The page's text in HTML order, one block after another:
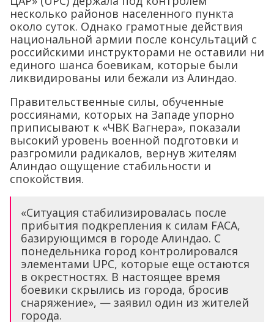
несколько районов населенного пункта
около суток. Однако грамотные действия
национальной армии после консультаций с
российскими инструкторами не оставили ни
единого шанса боевикам, которые были
ликвидированы или бежали из Алиндао.
Правительственные силы, обученные
россиянами, которых на Западе упорно
приписывают к «ЧВК Вагнера», показали
высокий уровень военной подготовки и
разгромили радикалов, вернув жителям
Алиндао ощущение стабильности и
спокойствия.
«Ситуация стабилизировалась после
прибытия подкрепления к силам FACA,
базирующимся в городе Алиндао. С
понедельника город контролировался
элементами UPC, которые еще остаются
в окрестностях. В настоящее время
боевики скрылись из города, бросив
снаряжение», — заявил один из жителей
города.